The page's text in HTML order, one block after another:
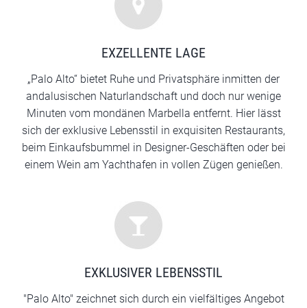
EXZELLENTE LAGE
„Palo Alto“ bietet Ruhe und Privatsphäre inmitten der
andalusischen Naturlandschaft und doch nur wenige
Minuten vom mondänen Marbella entfernt. Hier lässt
sich der exklusive Lebensstil in exquisiten Restaurants,
beim Einkaufsbummel in Designer-Geschäften oder bei
einem Wein am Yachthafen in vollen Zügen genießen.
EXKLUSIVER LEBENSSTIL
"Palo Alto" zeichnet sich durch ein vielfältiges Angebot